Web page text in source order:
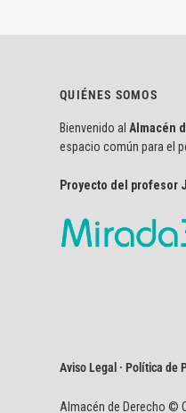
QUIÉNES SOMOS
Bienvenido al Almacén
espacio común para el
Proyecto del profesor
Aviso Legal · Política de
Almacén de Derecho ©